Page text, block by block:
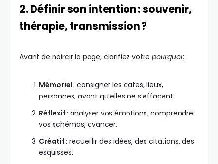
2. Définir son intention : souvenir,
thérapie, transmission ?
Avant de noircir la page, clarifiez votre pourquoi:
Mémoriel: consigner les dates, lieux,
personnes, avant qu’elles ne s’effacent.
Réflexif: analyser vos émotions, comprendre
vos schémas, avancer.
Créatif: recueillir des idées, des citations, des
esquisses.